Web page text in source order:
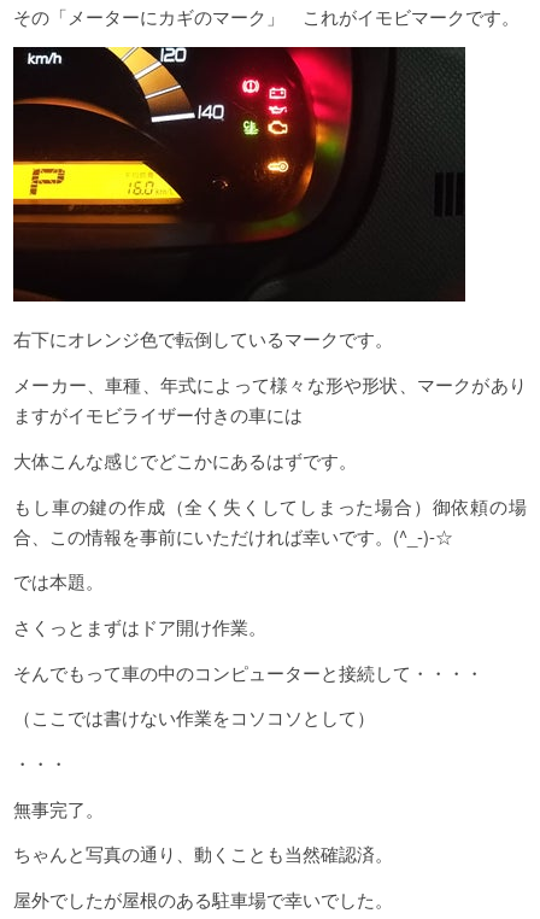
その「メーターにカギのマーク」 これがイモビマークです。
右下にオレンジ色で転倒しているマークです。
メーカー、車種、年式によって様々な形や形状、マークがあり
ますがイモビライザー付きの車には
大体こんな感じでどこかにあるはずです。
もし車の鍵の作成（全く失くしてしまった場合）御依頼の場
合、この情報を事前にいただければ幸いです。(^_-)-☆
では本題。
さくっとまずはドア開け作業。
そんでもって車の中のコンピューターと接続して・・・・
（ここでは書けない作業をコソコソとして）
・・・
無事完了。
ちゃんと写真の通り、動くことも当然確認済。
屋外でしたが屋根のある駐車場で幸いでした。